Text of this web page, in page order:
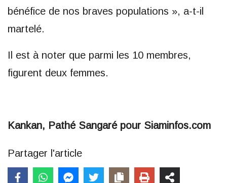
bénéfice de nos braves populations », a-t-il
martelé.
Il est à noter que parmi les 10 membres,
figurent deux femmes.
Kankan, Pathé Sangaré pour Siaminfos.com
Partager l'article